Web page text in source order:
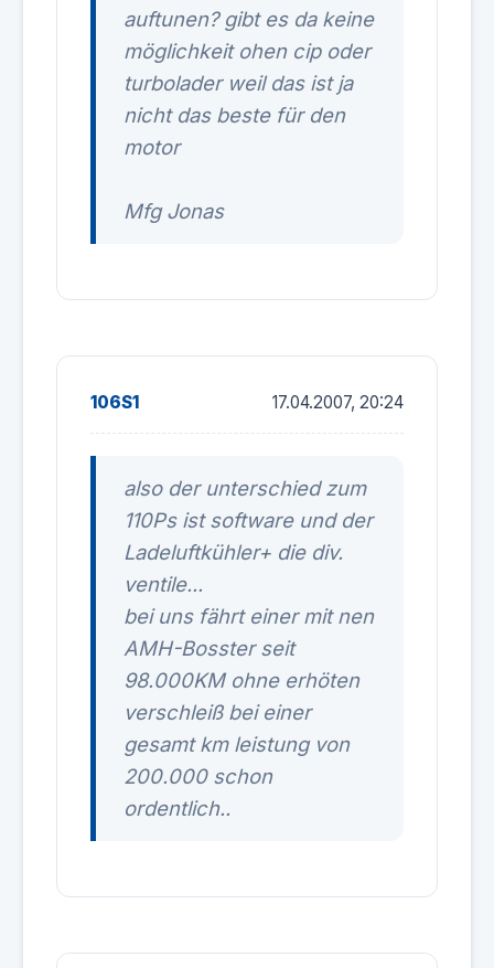
auftunen? gibt es da keine
möglichkeit ohen cip oder
turbolader weil das ist ja
nicht das beste für den
motor
Mfg Jonas
106S1 17.04.2007, 20:24
also der unterschied zum
110Ps ist software und der
Ladeluftkühler+ die div.
ventile...
bei uns fährt einer mit nen
AMH-Bosster seit
98.000KM ohne erhöten
verschleiß bei einer
gesamt km leistung von
200.000 schon
ordentlich..